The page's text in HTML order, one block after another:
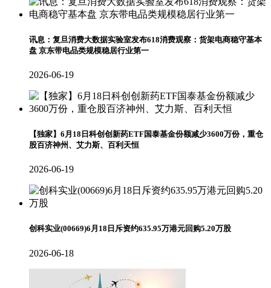
讯息：复旦消费大数据实验室发布618消费观察：货架电商稳守基本
盘 京东带电品类规模稳居行业第一
2026-06-19
【独家】6月18日科创创新药ETF国泰基金份额减少3600万份，重仓
股百济神州、艾力斯、百利天恒
2026-06-19
创科实业(00669)6月18日斥资约635.95万港元回购5.20万股
2026-06-18